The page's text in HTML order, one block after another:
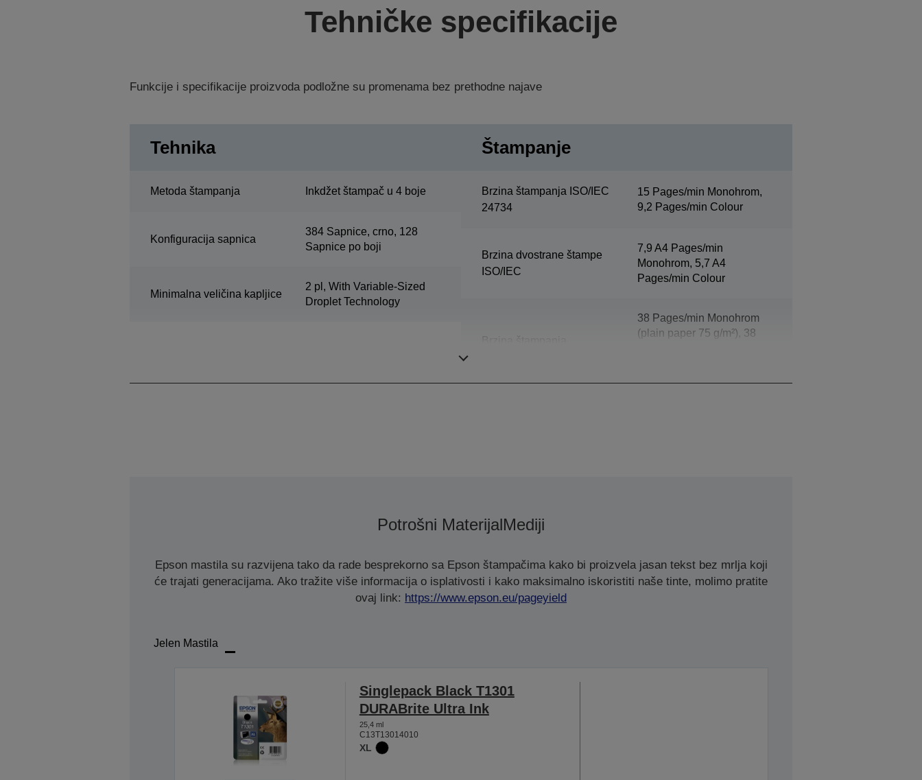
Tehničke specifikacije
Funkcije i specifikacije proizvoda podložne su promenama bez prethodne najave
Tehnika
Metoda štampanja Inkdžet štampač u 4 boje
Konfiguracija sapnica
384 Sapnice, crno, 128
Sapnice po boji
Minimalna veličina kapljice
2 pl, With Variable-Sized
Droplet Technology
Štampanje
Brzina štampanja ISO/IEC
24734
15 Pages/min Monohrom,
9,2 Pages/min Colour
Brzina dvostrane štampe
ISO/IEC
7,9 A4 Pages/min
Monohrom, 5,7 A4
Pages/min Colour
38 Pages/min Monohrom
(plain paper 75 g/m²), 38
Potrošni MaterijalMediji
Epson mastila su razvijena tako da rade besprekorno sa Epson štampačima kako bi proizvela jasan tekst bez mrlja koji
će trajati generacijama. Ako tražite više informacija o isplativosti i kako maksimalno iskoristiti naše tinte, molimo pratite
ovaj link: https://www.epson.eu/pageyield
Jelen Mastila
Singlepack Black T1301
DURABrite Ultra Ink
25,4 ml
C13T13014010
XL